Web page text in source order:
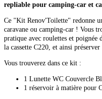
repliable pour camping-car et
Ce "Kit Renov'Toilette" redonne
caravane ou camping-car ! Vous
pratique avec roulettes et
la cassette C220, et ainsi préserver
Vous trouverez dans ce kit :
1 Lunette WC Couvercle
1 réservoir à matière pour